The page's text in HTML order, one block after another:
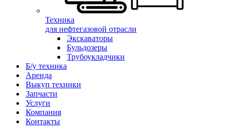
Техника
для нефтегазовой отрасли
Экскаваторы
Бульдозеры
Трубоукладчики
Б/у техника
Аренда
Выкуп техники
Запчасти
Услуги
Компания
Контакты